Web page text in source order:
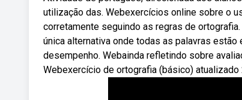
utilização das. Webexercícios online sobre o
corretamente seguindo as regras de
única alternativa onde todas as palavras
desempenho. Webainda refletindo sobre
Webexercício de ortografia (básico) atualizado